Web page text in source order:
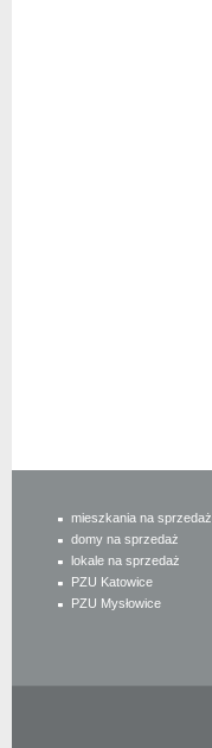
mieszkania na sprzedaż
domy na sprzedaż
lokale na sprzedaż
PZU Katowice
PZU Mysłowice